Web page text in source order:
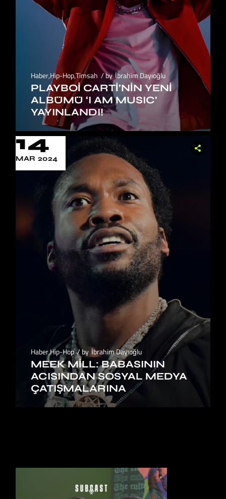
Haber,Hip-Hop,Timsah by İbrahim Dayıoğlu
PLAYBOI CARTI’NIN YENI
ALBÜMÜ ‘I AM MUSIC’
YAYINLANDI!
14
MAR 2024
Haber,Hip-Hop by İbrahim Dayıoğlu
MEEK MILL: BABASININ
ACISINDAN SOSYAL MEDYA
ÇATIŞMALARINA